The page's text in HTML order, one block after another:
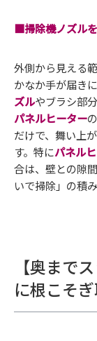
■掃除機ノズル
外側から見える
かなか手が届き
ズルやブラシ部
パネルヒーター
だけで、舞い上
す。特にパネル
合は、壁との隙
いで掃除」の積
【奥まで
に根こそ